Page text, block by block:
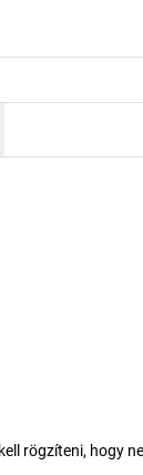
rögzíteni, hogy